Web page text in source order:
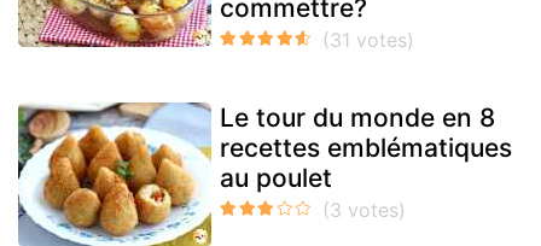
commettre?
Le tour du monde en 8
recettes emblématiques
au poulet